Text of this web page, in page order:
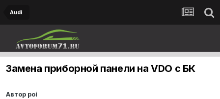
Audi
Замена приборной панели на VDO с БК
Автор poi